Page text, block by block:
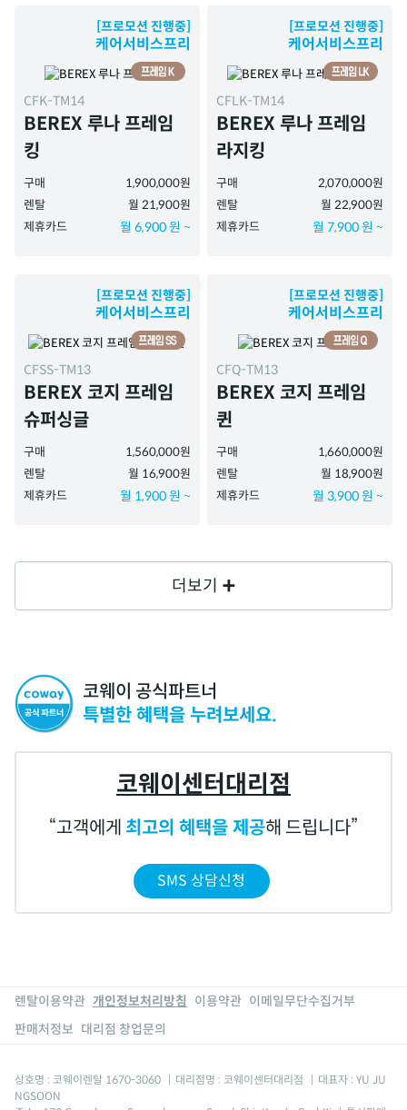
[프로모션 진행중]
케어서비스프리
CFK-TM14
BEREX 루나 프레임
킹
구매
1,900,000원
렌탈
월 21,900원
제휴카드
월 6,900 원 ~
[프로모션 진행중]
케어서비스프리
CFLK-TM14
BEREX 루나 프레임
라지킹
구매
2,070,000원
렌탈
월 22,900원
제휴카드
월 7,900 원 ~
[프로모션 진행중]
케어서비스프리
CFSS-TM13
BEREX 코지 프레임
슈퍼싱글
구매
1,560,000원
렌탈
월 16,900원
제휴카드
월 1,900 원 ~
[프로모션 진행중]
케어서비스프리
CFQ-TM13
BEREX 코지 프레임
퀸
구매
1,660,000원
렌탈
월 18,900원
제휴카드
월 3,900 원 ~
더보기
코웨이 공식파트너
특별한 혜택을 누려보세요.
코웨이센터대리점
고객에게 최고의 혜택을 제공해 드립니다
SMS 상담신청
렌탈이용약관 개인정보처리방침 이용약관 이메일무단수집거부
판매처정보 대리점 창업문의
상호명 : 코웨이렌탈 1670-3060 대리점명 : 코웨이센터대리점
대표자 : YU JU
NGSOON